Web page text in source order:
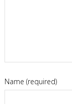
Name (required)